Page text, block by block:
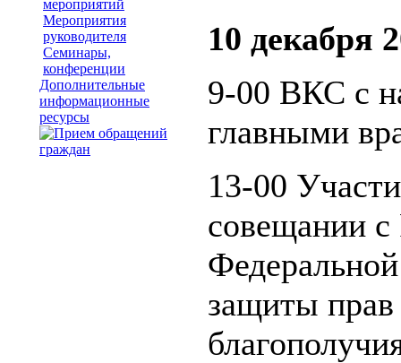
мероприятий
Мероприятия
руководителя
Семинары,
конференции
Дополнительные
информационные
ресурсы
10 декабря
9-00 ВКС с
главными
13-00
совещании c
защиты прав